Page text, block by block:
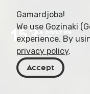
153USD
Gamardjoba!
We use Gozinaki
experience. By
privacy policy.
Accept